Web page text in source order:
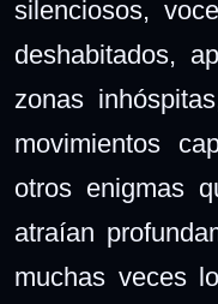
silenciosos,
deshabitados,
zonas
movimientos
otros enigmas
atraían
muchas veces